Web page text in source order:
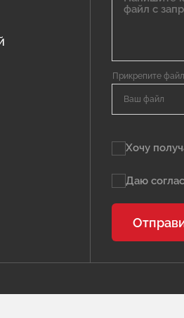
Ваш файл
Хочу
Даю